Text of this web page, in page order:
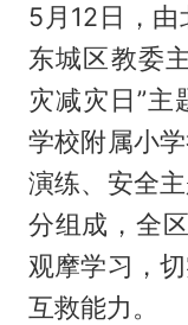
5月12日，由
东城区教委
灾减灾日”
学校附属小
演练、安全
分组成，全
观摩学习，
互救能力。